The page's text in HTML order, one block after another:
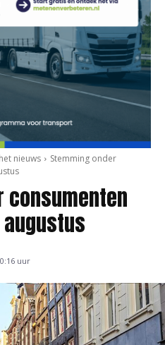
nieuws
Stemming onder
consumenten
uur